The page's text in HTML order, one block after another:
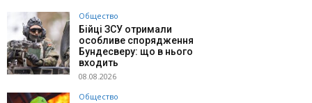
Общество
Бійці ЗСУ отримали
особливе спорядження
Бундесверу: що в нього
входить
08.08.2026
Общество